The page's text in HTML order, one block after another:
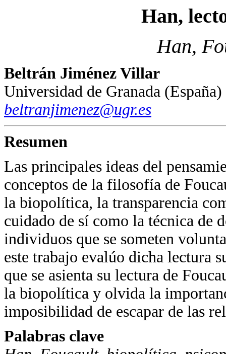
Han,
Han,
Beltrán Jiménez Villar
Universidad de Granada (España)
beltranjimenez@ugr.es
Resumen
Las principales ideas del
conceptos de la filosofía de
la biopolítica, la transparencia
cuidado de sí como la técnica de
individuos que se someten
este trabajo evalúo dicha lectura
que se asienta su lectura de
la biopolítica y olvida la
imposibilidad de escapar de las
Palabras clave